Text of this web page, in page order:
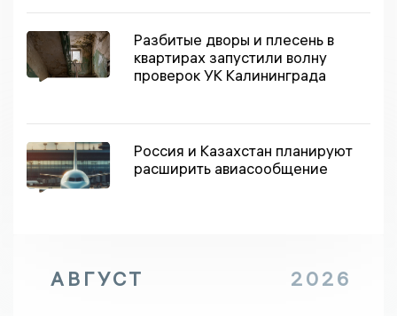
Разбитые дворы и плесень в
квартирах запустили волну
проверок УК Калининграда
Россия и Казахстан планируют
расширить авиасообщение
АВГУСТ 2026